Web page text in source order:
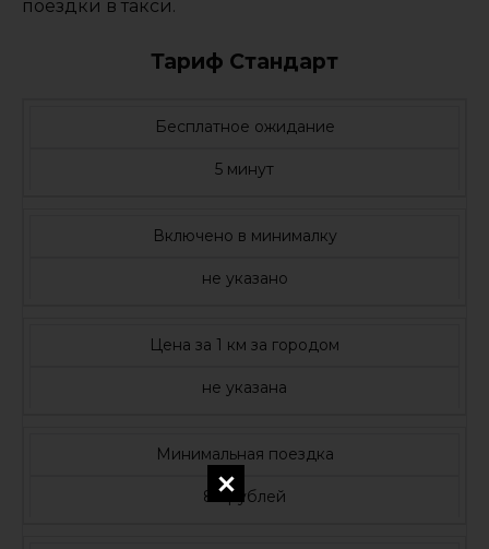
поездки в такси.
Тариф Стандарт
Бесплатное ожидание
5 минут
Включено в минималку
не указано
Цена за 1 км за городом
не указана
Минимальная поездка
89 рублей